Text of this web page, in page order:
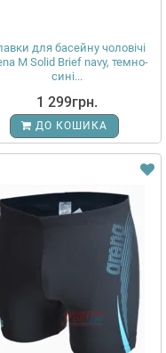
для басейну чоловічі
M Solid Brief navy, темно-
сині...
1 299грн.
ДО КОШИКА